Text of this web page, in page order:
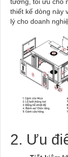
tường, tối ưu cho
thiết kế dòng này
lý cho doanh
2. Ưu